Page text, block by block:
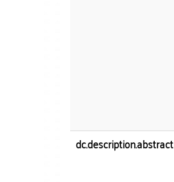
dc.description.abstract